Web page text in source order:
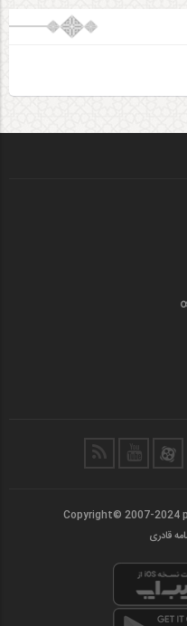
Copyright© 2007-2024
قادری